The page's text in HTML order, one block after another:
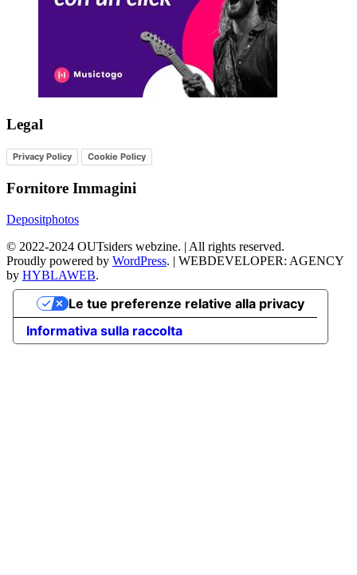
Legal
Privacy Policy Cookie Policy
Fornitore Immagini
Depositphotos
© 2022-2024 OUTsiders webzine. | All rights reserved.
Proudly powered by WordPress. | WEBDEVELOPER: AGENCY
by HYBLAWEB.
Informativa sulla raccolta
Le tue preferenze relative alla privacy